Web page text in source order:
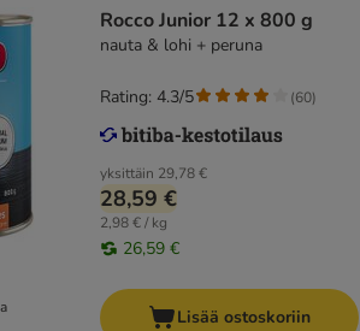
Rocco Junior 12 x 800 g
nauta & lohi + peruna
yksittäin 29,78 €
28,59 €
2,98 € / kg
26,59 €
Rating: 4.3/5 (60)
Lisää ostoskoriin